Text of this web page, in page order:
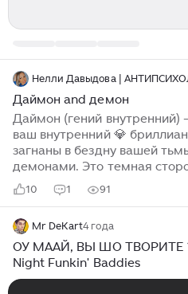
Нелли Давыдова |
Даймон and демон
Даймон (гений внутренний)
ваш внутренний 💎
загнаны в бездну вашей
демонами. Это темная
недостатки: ваши и людей
как в зеркало показывают
10 1 91
Mr DeKart4 года
ОУ МААЙ, ВЫ ШО ТВОРИТЕ ?!
Night Funkin' Baddies